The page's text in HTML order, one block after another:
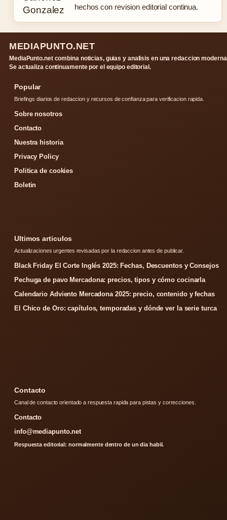
hechos con revision editorial continua.
MEDIAPUNTO.NET
MediaPunto.net combina noticias, guias y analisis en una redaccion
Se actualiza continuamente por el equipo editorial.
Popular
Briefings diarios de redaccion y recursos de confianza para verificacion rapida.
Sobre nosotros
Contacto
Nuestra historia
Privacy Policy
Politica de cookies
Boletin
Ultimos articulos
Actualizaciones urgentes revisadas por la redaccion antes de publicar.
Black Friday El Corte Inglés 2025: Fechas, Descuentos y Consejos
Pechuga de pavo Mercadona: precios, tipos y cómo cocinarla
Calendario Adviento Mercadona 2025: precio, contenido y fechas
El Chico de Oro: capítulos, temporadas y dónde ver la serie turca
Contacto
Canal de contacto orientado a respuesta rapida para pistas y correcciones.
Contacto
info@mediapunto.net
Respuesta editorial: normalmente dentro de un dia habil.